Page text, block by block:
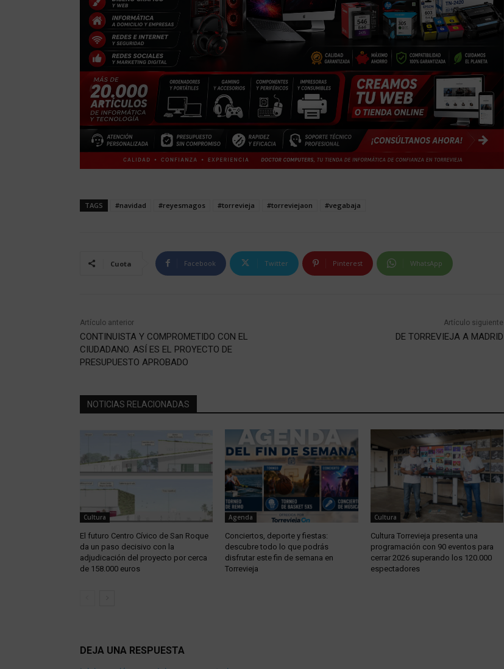
TAGS #navidad #reyesmagos #torrevieja #torreviejaon #vegabaja
Cuota Facebook Twitter Pinterest WhatsApp
Artículo anterior
CONTINUISTA Y COMPROMETIDO CON EL
CIUDADANO. ASÍ ES EL PROYECTO DE
PRESUPUESTO APROBADO
Artículo siguiente
DE TORREVIEJA A MADRID
NOTICIAS RELACIONADAS
Cultura
El futuro Centro Cívico de San Roque
da un paso decisivo con la
adjudicación del proyecto por cerca
de 158.000 euros
Agenda
Conciertos, deporte y fiestas:
descubre todo lo que podrás
disfrutar este fin de semana en
Torrevieja
Cultura
Cultura Torrevieja presenta una
programación con 90 eventos para
cerrar 2026 superando los 120.000
espectadores
DEJA UNA RESPUESTA